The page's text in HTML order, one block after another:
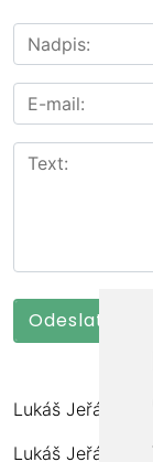
Lukáš Jeřábek
Lukáš Jeřábek